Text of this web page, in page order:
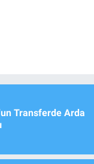
Transferde Arda